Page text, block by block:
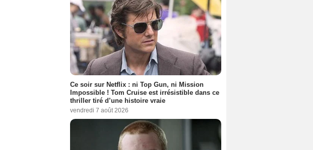
Ce soir sur Netflix : ni Top Gun, ni Mission
Impossible ! Tom Cruise est irrésistible dans ce
thriller tiré d’une histoire vraie
vendredi 7 août 2026